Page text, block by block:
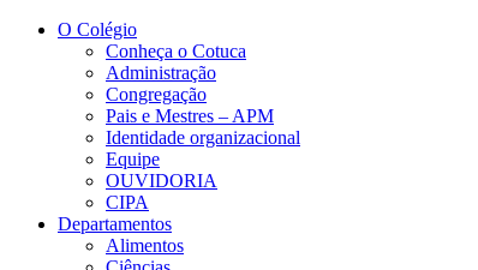
Conteúdo principal
O Colégio
Conheça o Cotuca
Administração
Congregação
Pais e Mestres – APM
Identidade organizacional
Equipe
OUVIDORIA
CIPA
Departamentos
Alimentos